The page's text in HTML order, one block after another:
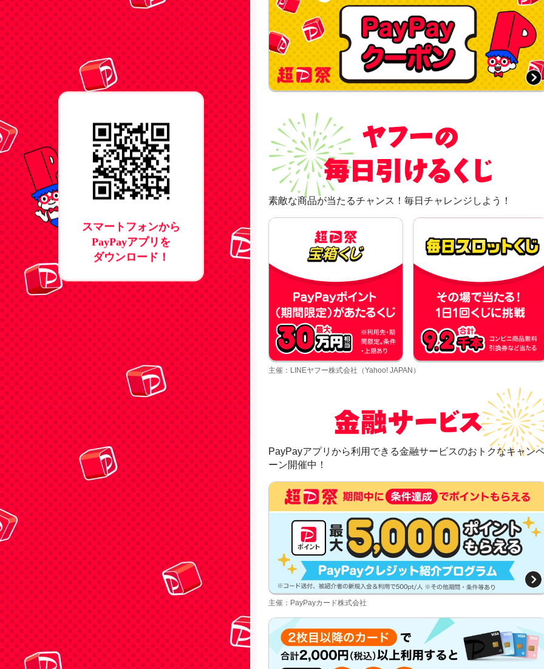
スマートフォンから
PayPayアプリを
ダウンロード！
素敵な商品が当たるチャンス！毎日チャレンジしよう！
主催：LINEヤフー株式会社（Yahoo! JAPAN）
PayPayアプリから利用できる金融サービスのおトクなキャン
ーン開催中！
主催：PayPayカード株式会社